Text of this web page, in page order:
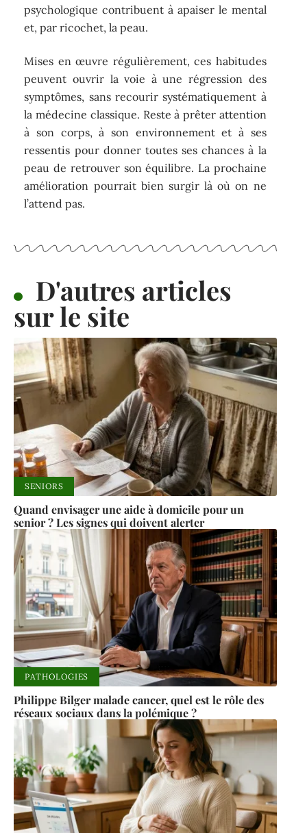
psychologique contribuent à apaiser le mental
et, par ricochet, la peau.
Mises en œuvre régulièrement, ces habitudes
peuvent ouvrir la voie à une régression des
symptômes, sans recourir systématiquement à
la médecine classique. Reste à prêter attention
à son corps, à son environnement et à ses
ressentis pour donner toutes ses chances à la
peau de retrouver son équilibre. La prochaine
amélioration pourrait bien surgir là où on ne
l’attend pas.
D'autres articles
sur le site
SENIORS
Quand envisager une aide à domicile pour un
senior ? Les signes qui doivent alerter
PATHOLOGIES
Philippe Bilger malade cancer, quel est le rôle des
réseaux sociaux dans la polémique ?